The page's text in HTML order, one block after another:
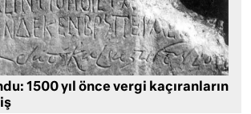
1500 yıl önce vergi kaçıranların